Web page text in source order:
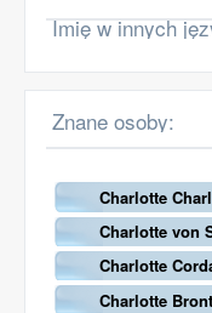
Imię w innych
Znane osoby:
Charlotte
Charlotte von
Charlotte
Charlotte